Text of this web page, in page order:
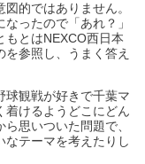
的ではありません。
ったので「あれ？」
もとはNEXCO西日本
参照し、うまく答え
球観戦が好きで千葉マ
着けるようどこにどん
思いついた問題で、
なテーマを考えたりし